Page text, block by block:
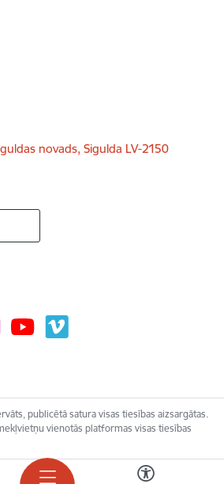
novads, Sigulda LV-2150
publicētā satura visas tiesības aizsargātas.
vienotās platformas visas tiesības